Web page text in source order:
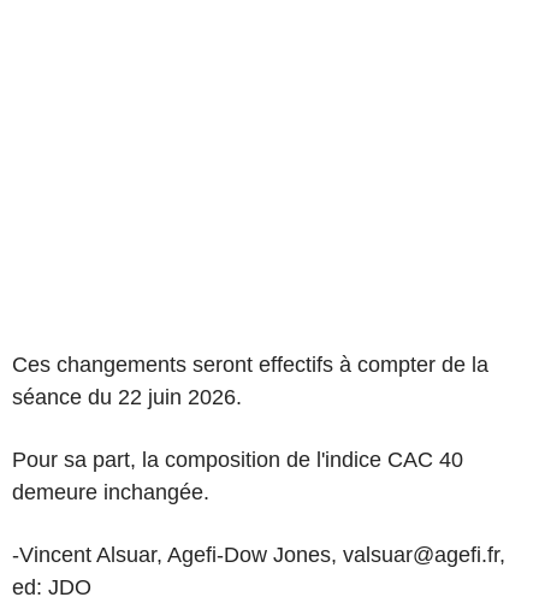
Ces changements seront effectifs à compter de la
séance du 22 juin 2026.
Pour sa part, la composition de l'indice CAC 40
demeure inchangée.
-Vincent Alsuar, Agefi-Dow Jones, valsuar@agefi.fr,
ed: JDO